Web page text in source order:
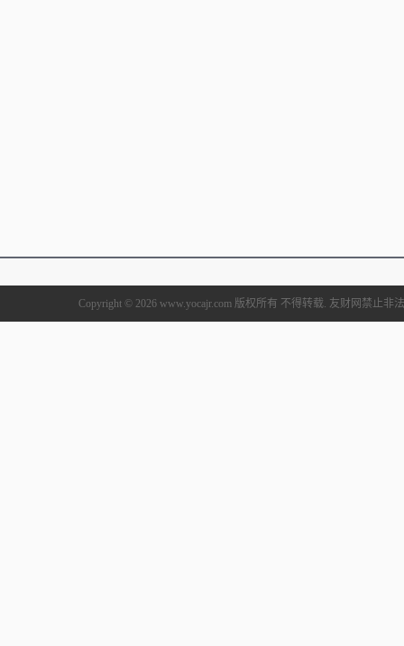
Copyright © 2026 www.yocajr.com 版权所有 不得转载. 友财网禁止非